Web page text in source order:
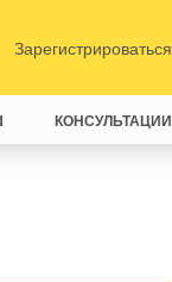
Зарегистрироваться
КОНСУЛЬТАЦИИ